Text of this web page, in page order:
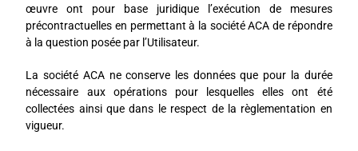
œuvre ont pour base juridique l’exécution de mesures
précontractuelles en permettant à la société ACA de répondre
à la question posée par l’Utilisateur.
La société ACA ne conserve les données que pour la durée
nécessaire aux opérations pour lesquelles elles ont été
collectées ainsi que dans le respect de la règlementation en
vigueur.